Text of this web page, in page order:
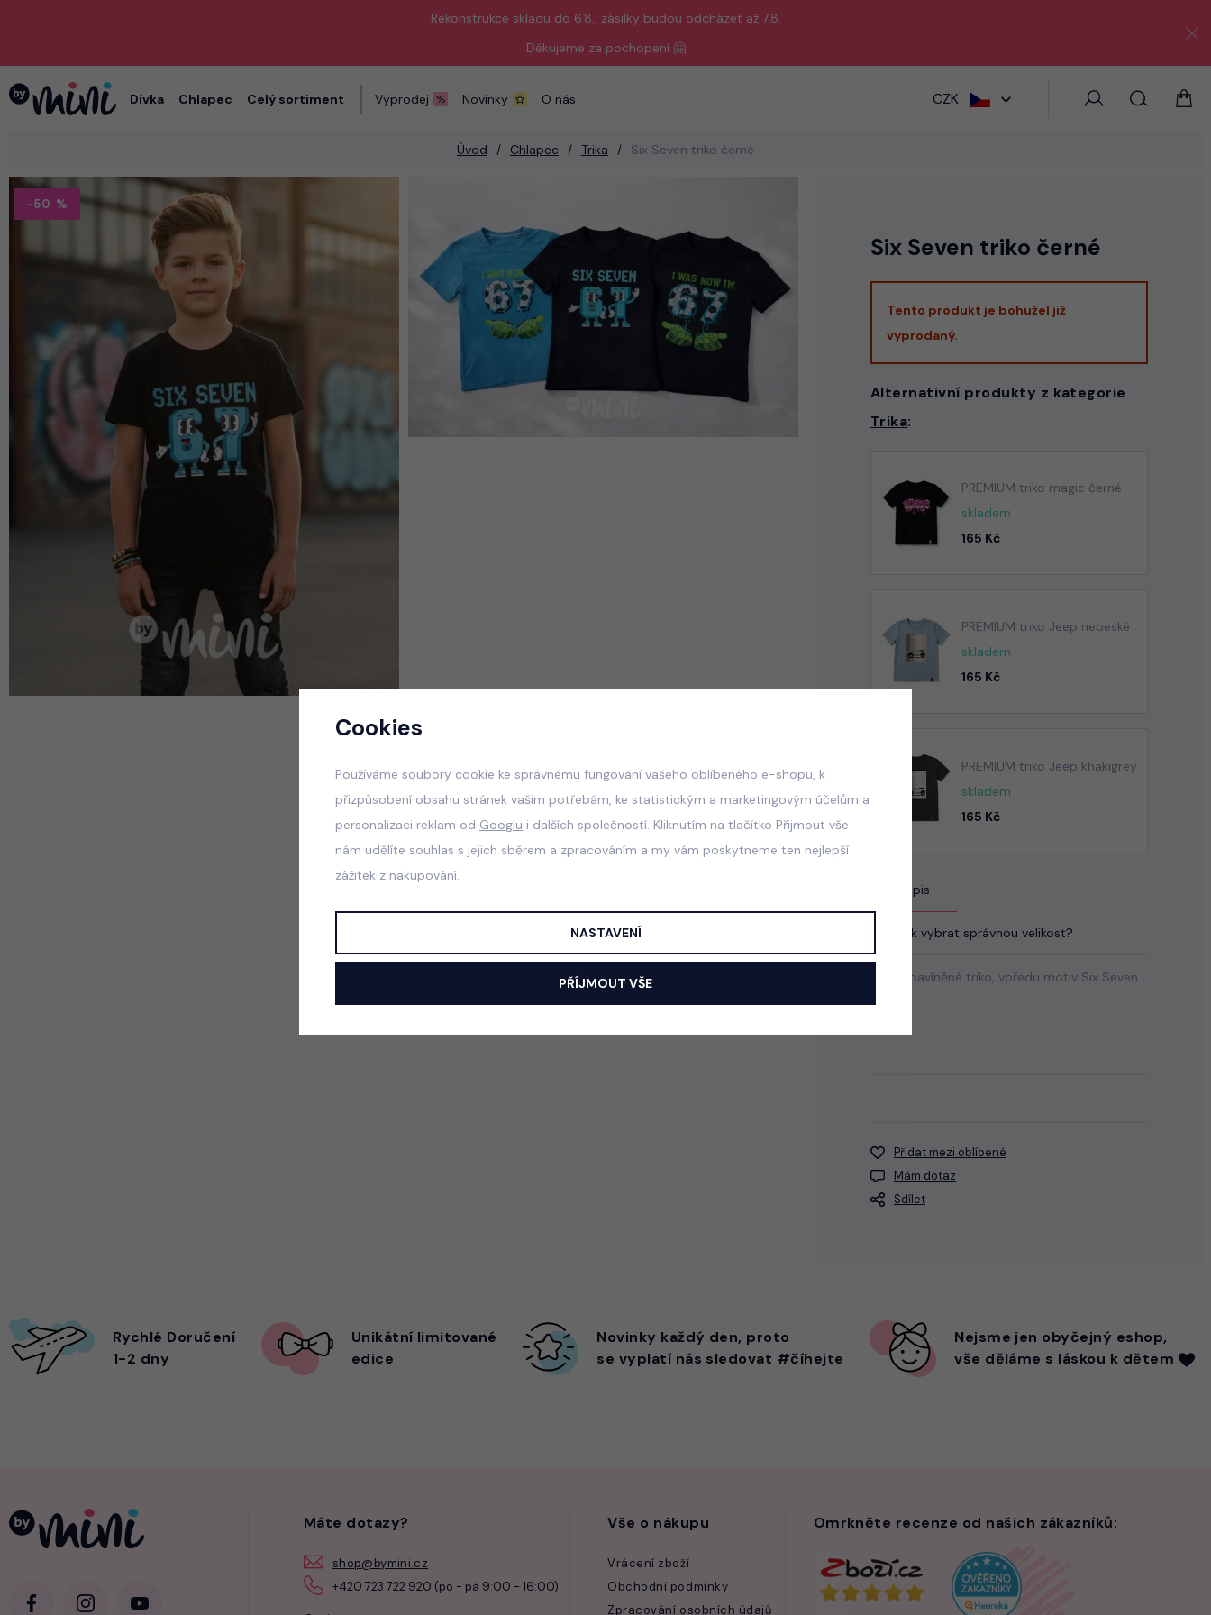
Rekonstrukce skladu do 6.8., zásilky budou odcházet až 7.8.
Děkujeme za pochopení 🤗
Dívka Chlapec Celý sortiment Výprodej Novinky O nás CZK
Úvod Chlapec Trika Six Seven triko černé
-50
Six Seven triko černé
Tento produkt je bohužel již
vyprodaný.
Alternativní produkty z kategorie
Trika:
PREMIUM triko magic černé
skladem
165 Kč
PREMIUM triko Jeep nebeské
skladem
165 Kč
PREMIUM triko Jeep khakigrey
skladem
165 Kč
Popis
Jak vybrat správnou velikost?
Černé bavlněné triko, vpředu motiv Six Seven
- 67.
Přidat mezi oblíbené
Mám dotaz
Sdílet
Rychlé Doručení
1-2 dny
Unikátní limitované
edice
Novinky každý den, proto
se vyplatí nás sledovat #číhejte
Nejsme jen obyčejný eshop,
vše děláme s láskou k dětem
Máte dotazy?
shop@bymini.cz
+420 723 722 920 (po - pá 9:00 - 16:00)
Vše o nákupu
Vrácení zboží
Obchodní podmínky
Zpracování osobních údajů
Omrkněte recenze od našich zákazníků:
Cookies
Používáme soubory cookie ke správnému fungování vašeho oblíbeného e-shopu, k
přizpůsobení obsahu stránek vašim potřebám, ke statistickým a marketingovým účelům a
personalizaci reklam od Googlu i dalších společností. Kliknutím na tlačítko Přijmout vše
nám udělíte souhlas s jejich sběrem a zpracováním a my vám poskytneme ten nejlepší
zážitek z nakupování.
NASTAVENÍ
PŘÍJMOUT VŠE